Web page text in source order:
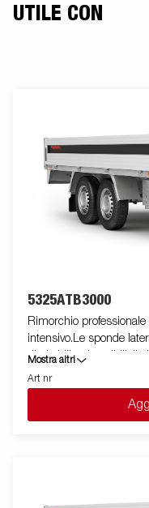
UTILE CON
5325ATB3000
Rimorchio
intensivo.Le sponde
ribaltabili e rimovibili, il
utilizzo, trasformandolo
punti di fissaggio ( max 400 kg carico/per anello)sono perfetti
per assicurare il carico
accessori. Le immagini sono solo a scopo illustrativo e possono
Mostra altri
Art nr